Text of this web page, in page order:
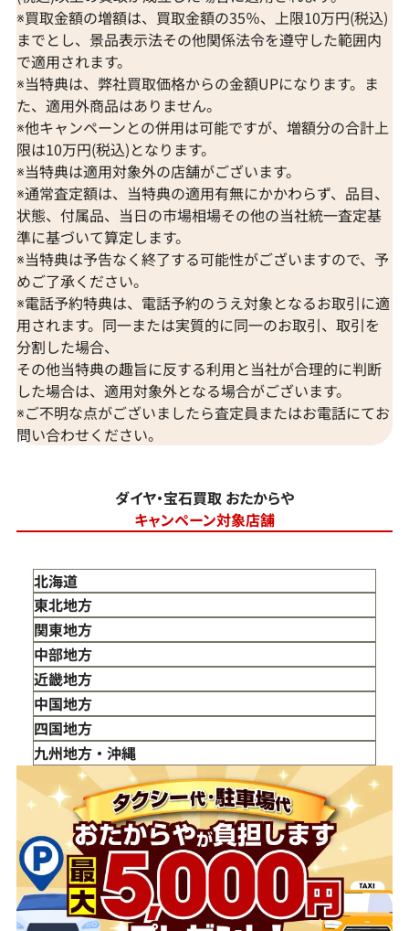
※買取金額の増額は、買取金額の35％、上限10万円(税込)
までとし、景品表示法その他関係法令を遵守した範囲内
で適用されます。
※当特典は、弊社買取価格からの金額UPになります。ま
た、適用外商品はありません。
※他キャンペーンとの併用は可能ですが、増額分の合計上
限は10万円(税込)となります。
※当特典は適用対象外の店舗がございます。
※通常査定額は、当特典の適用有無にかかわらず、品目、
状態、付属品、当日の市場相場その他の当社統一査定基
準に基づいて算定します。
※当特典は予告なく終了する可能性がございますので、予
めご了承ください。
※電話予約特典は、電話予約のうえ対象となるお取引に適
用されます。同一または実質的に同一のお取引、取引を
分割した場合、
その他当特典の趣旨に反する利用と当社が合理的に判断
した場合は、適用対象外となる場合がございます。
※ご不明な点がございましたら査定員またはお電話にてお
問い合わせください。
ダイヤ・宝石買取 おたからや
キャンペーン対象店舗
北海道
東北地方
青森県
岩手県
宮城県
秋田県
山形県
福島県
関東地方
東京都
神奈川県
埼玉県
千葉県
茨城県
栃木県
群馬県
中部地方
新潟県
富山県
石川県
山梨県
長野県
岐阜県
静岡県
愛知県
近畿地方
三重県
滋賀県
京都府
大阪府
兵庫県
奈良県
和歌山県
中国地方
鳥取県
島根県
岡山県
広島県
山口県
四国地方
徳島県
香川県
愛媛県
九州地方・沖縄
福岡県
佐賀県
長崎県
熊本県
大分県
宮崎県
鹿児島県